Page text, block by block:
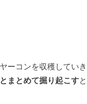
ヤーコンを収穫してい
まとめて掘り起こす